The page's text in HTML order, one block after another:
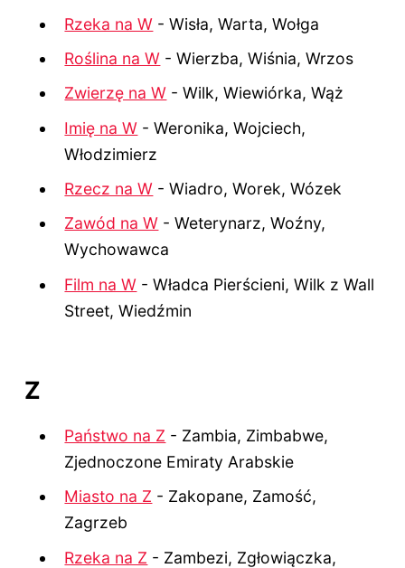
Rzeka na W - Wisła, Warta, Wołga
Roślina na W - Wierzba, Wiśnia, Wrzos
Zwierzę na W - Wilk, Wiewiórka, Wąż
Imię na W - Weronika, Wojciech,
Włodzimierz
Rzecz na W - Wiadro, Worek, Wózek
Zawód na W - Weterynarz, Woźny,
Wychowawca
Film na W - Władca Pierścieni, Wilk z Wall
Street, Wiedźmin
Z
Państwo na Z - Zambia, Zimbabwe,
Zjednoczone Emiraty Arabskie
Miasto na Z - Zakopane, Zamość,
Zagrzeb
Rzeka na Z - Zambezi, Zgłowiączka,